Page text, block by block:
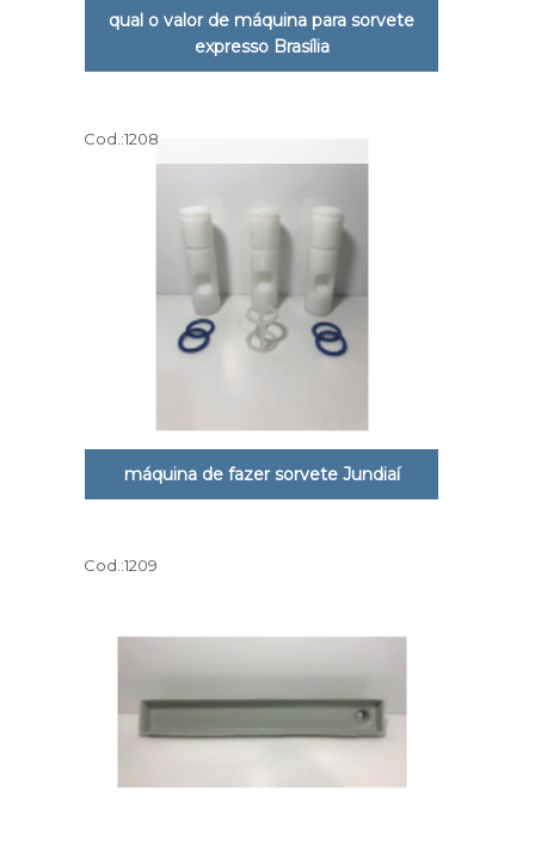
qual o valor de máquina para sorvete
expresso Brasília
Cod.:1208
máquina de fazer sorvete Jundiaí
Cod.:1209